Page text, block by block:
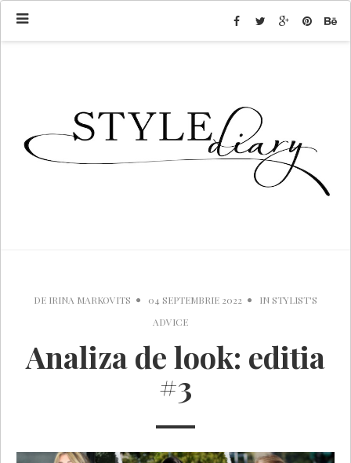
DE IRINA MARKOVITS 04 SEPTEMBRIE 2022 IN STYLIST'S
ADVICE
Analiza de look: editia
#3